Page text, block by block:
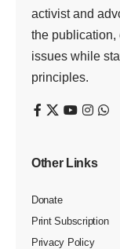
activist and
the publication,
issues while
principles.
Other Links
Donate
Print Subscription
Privacy Policy